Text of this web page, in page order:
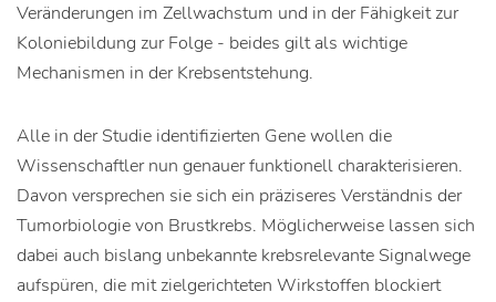
Veränderungen im Zellwachstum und in der Fähigkeit zur
Koloniebildung zur Folge - beides gilt als wichtige
Mechanismen in der Krebsentstehung.
Alle in der Studie identifizierten Gene wollen die
Wissenschaftler nun genauer funktionell charakterisieren.
Davon versprechen sie sich ein präziseres Verständnis der
Tumorbiologie von Brustkrebs. Möglicherweise lassen sich
dabei auch bislang unbekannte krebsrelevante Signalwege
aufspüren, die mit zielgerichteten Wirkstoffen blockiert